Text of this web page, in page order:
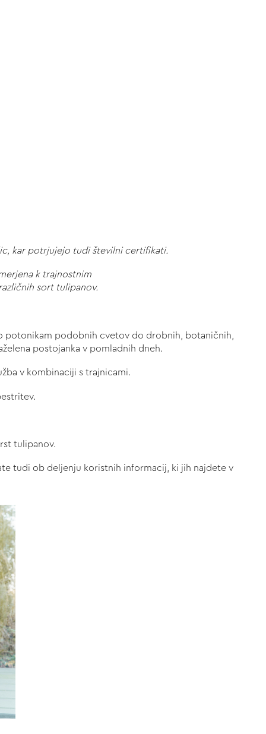
kar potrjujejo tudi številni certifikati.
k trajnostnim
sort tulipanov.
potonikam podobnih cvetov do drobnih, botaničnih,
postojanka v pomladnih dneh.
v kombinaciji s trajnicami.
tulipanov.
tudi ob deljenju koristnih informacij, ki jih najdete v